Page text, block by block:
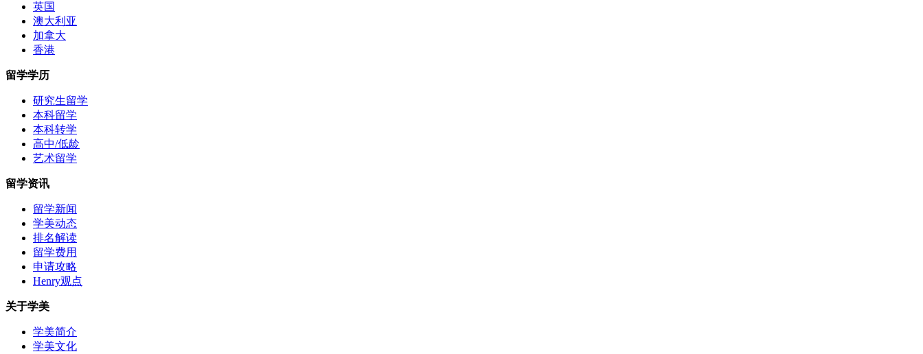
英国
澳大利亚
加拿大
香港
留学学历
研究生留学
本科留学
本科转学
高中/低龄
艺术留学
留学资讯
留学新闻
学美动态
排名解读
留学费用
申请攻略
Henry观点
关于学美
学美简介
学美文化